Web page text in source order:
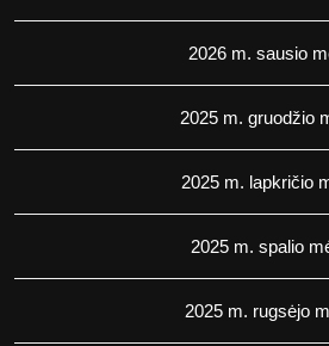
2026 m. sausio
2025 m. gruodžio
2025 m. lapkričio
2025 m. spalio
2025 m. rugsėjo